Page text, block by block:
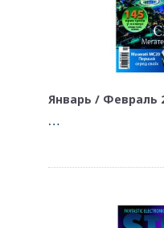
Январь / Февраль
…